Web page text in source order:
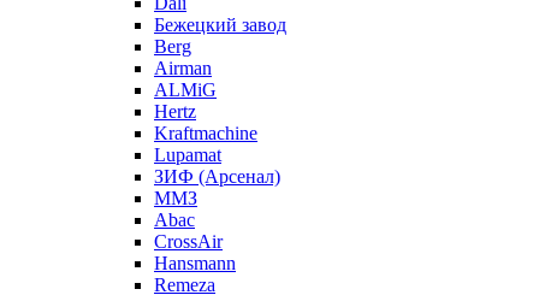
Бежецкий завод
Berg
Airman
ALMiG
Hertz
Kraftmachine
Lupamat
ЗИФ (Арсенал)
ММЗ
Abac
CrossAir
Hansmann
Remeza